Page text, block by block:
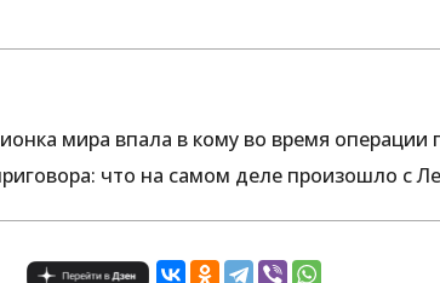
мира впала в кому во время операции
что на самом деле произошло с